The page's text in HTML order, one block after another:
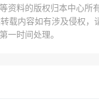
资料的版权归本中心所
载内容如有涉及侵权，
一时间处理。